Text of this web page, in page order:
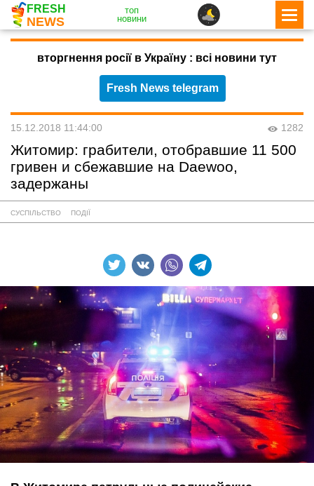
FRESH
NEWS
топ
новини
вторгнення росії в Україну : всі новини тут
Fresh News telegram
15.12.2018 11:44:00 1282
Житомир: грабители, отобравшие 11 500
гривен и сбежавшие на Daewoo,
задержаны
СУСПІЛЬСТВО ПОДІЇ